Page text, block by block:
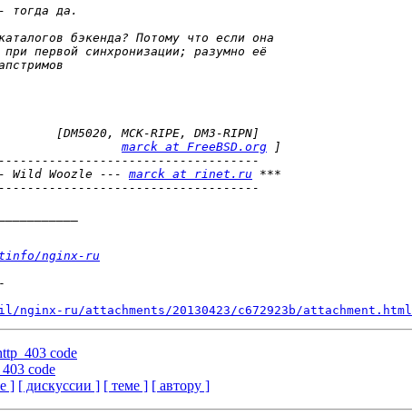
marck at FreeBSD.org
Wild Woozle --- marck at rinet.ru
nginx-ru
ru/attachments/20130423/c672923b/attachment.html
code
code
] [ дискуссии ] [ теме ] [ автору ]